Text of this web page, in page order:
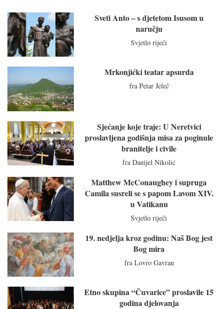
Sveti Anto – s djetetom Isusom u
naručju
Svjetlo riječi
Mrkonjićki teatar apsurda
fra Petar Jeleč
Sjećanje koje traje: U Neretvici
proslavljena godišnja misa za poginule
branitelje i civile
fra Danijel Nikolić
Matthew McConaughey i supruga
Camila susreli se s papom Lavom XIV.
u Vatikanu
Svjetlo riječi
19. nedjelja kroz godinu: Naš Bog jest
Bog mira
fra Lovro Gavran
Etno skupina “Čuvarice” proslavile 15
godina djelovanja